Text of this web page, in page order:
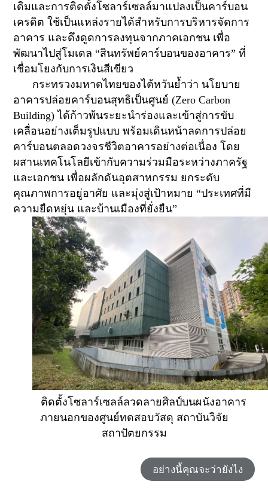
เดิมและการติดตั้งโซลาร์เซลล์มาแปลงเป็นคาร์บอน
เครดิต ใช้เป็นแหล่งรายได้สำหรับการบริหารจัดการ
อาคาร และดึงดูดการลงทุนจากภาคเอกชน เพื่อ
พัฒนาไปสู่โมเดล “สินทรัพย์คาร์บอนของอาคาร” ที่
เชื่อมโยงกับการเงินสีเขียว
กระทรวงมหาดไทยของไต้หวันย้ำว่า นโยบาย
อาคารปล่อยคาร์บอนสุทธิเป็นศูนย์ (Zero Carbon
Building)ได้ก้าวพ้นระยะนำร่องและเข้าสู่การขับ
เคลื่อนอย่างเต็มรูปแบบ พร้อมเดินหน้าลดการปล่อย
คาร์บอนตลอดวงจรชีวิตอาคารอย่างต่อเนื่อง โดย
ผสานเทคโนโลยีเข้ากับความร่วมมือระหว่างภาครัฐ
และเอกชน เพื่อผลักดันอุตสาหกรรม ยกระดับ
คุณภาพการอยู่อาศัย และมุ่งสู่เป้าหมาย “ประเทศที่มี
ความยืดหยุ่น และบ้านเมืองที่ยั่งยืน”
ติดตั้งโซลาร์เซลล์ลวดลายศิลป์บนผนังอาคาร
ภายนอกของศูนย์ทดสอบวัสดุ สถาบันวิจัย
สถาปัตยกรรม
อย่างนี้คุณจะว่ายังไง